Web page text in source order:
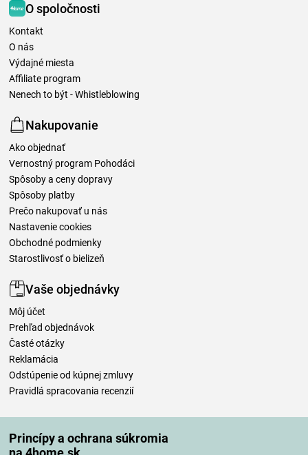
Princípy a ochrana súkromia
O spoločnosti
Kontakt
O nás
Výdajné miesta
Affiliate program
Nenech to být - Whistleblowing
Nakupovanie
Ako objednať
Vernostný program Pohodáci
Spôsoby a ceny dopravy
Spôsoby platby
Prečo nakupovať u nás
Nastavenie cookies
Obchodné podmienky
Starostlivosť o bielizeň
Vaše objednávky
Môj účet
Prehľad objednávok
Časté otázky
Reklamácia
Odstúpenie od kúpnej zmluvy
Pravidlá spracovania recenzií